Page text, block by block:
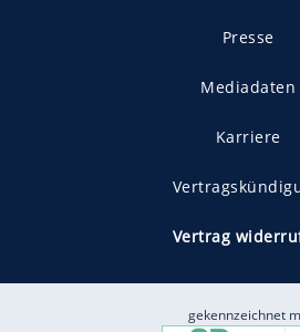
Presse
Mediadaten
Karriere
Vertrag
gekennzeichnet